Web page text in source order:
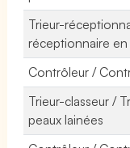
Trieur-
réceptionnaire
Contrôleur /
Trieur-classeur /
peaux lainées